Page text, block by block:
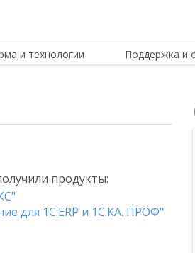
и технологии Поддержка и
продукты:
для 1С:ERP и 1С:КА. ПРОФ"